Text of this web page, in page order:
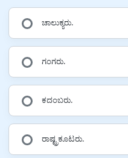
ಚಾಲುಕ್ಯರು.
ಗಂಗರು.
ಕದಂಬರು.
ರಾಷ್ಟ್ರಕೂಟರು.